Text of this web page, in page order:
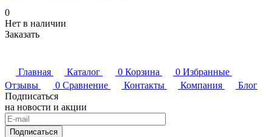
0
Нет в наличии
Заказать
Главная Каталог 0 Корзина 0 Избранные
Отзывы
0 Сравнение Контакты Компания
Блог
Подписаться
на новости и акции
Подписаться